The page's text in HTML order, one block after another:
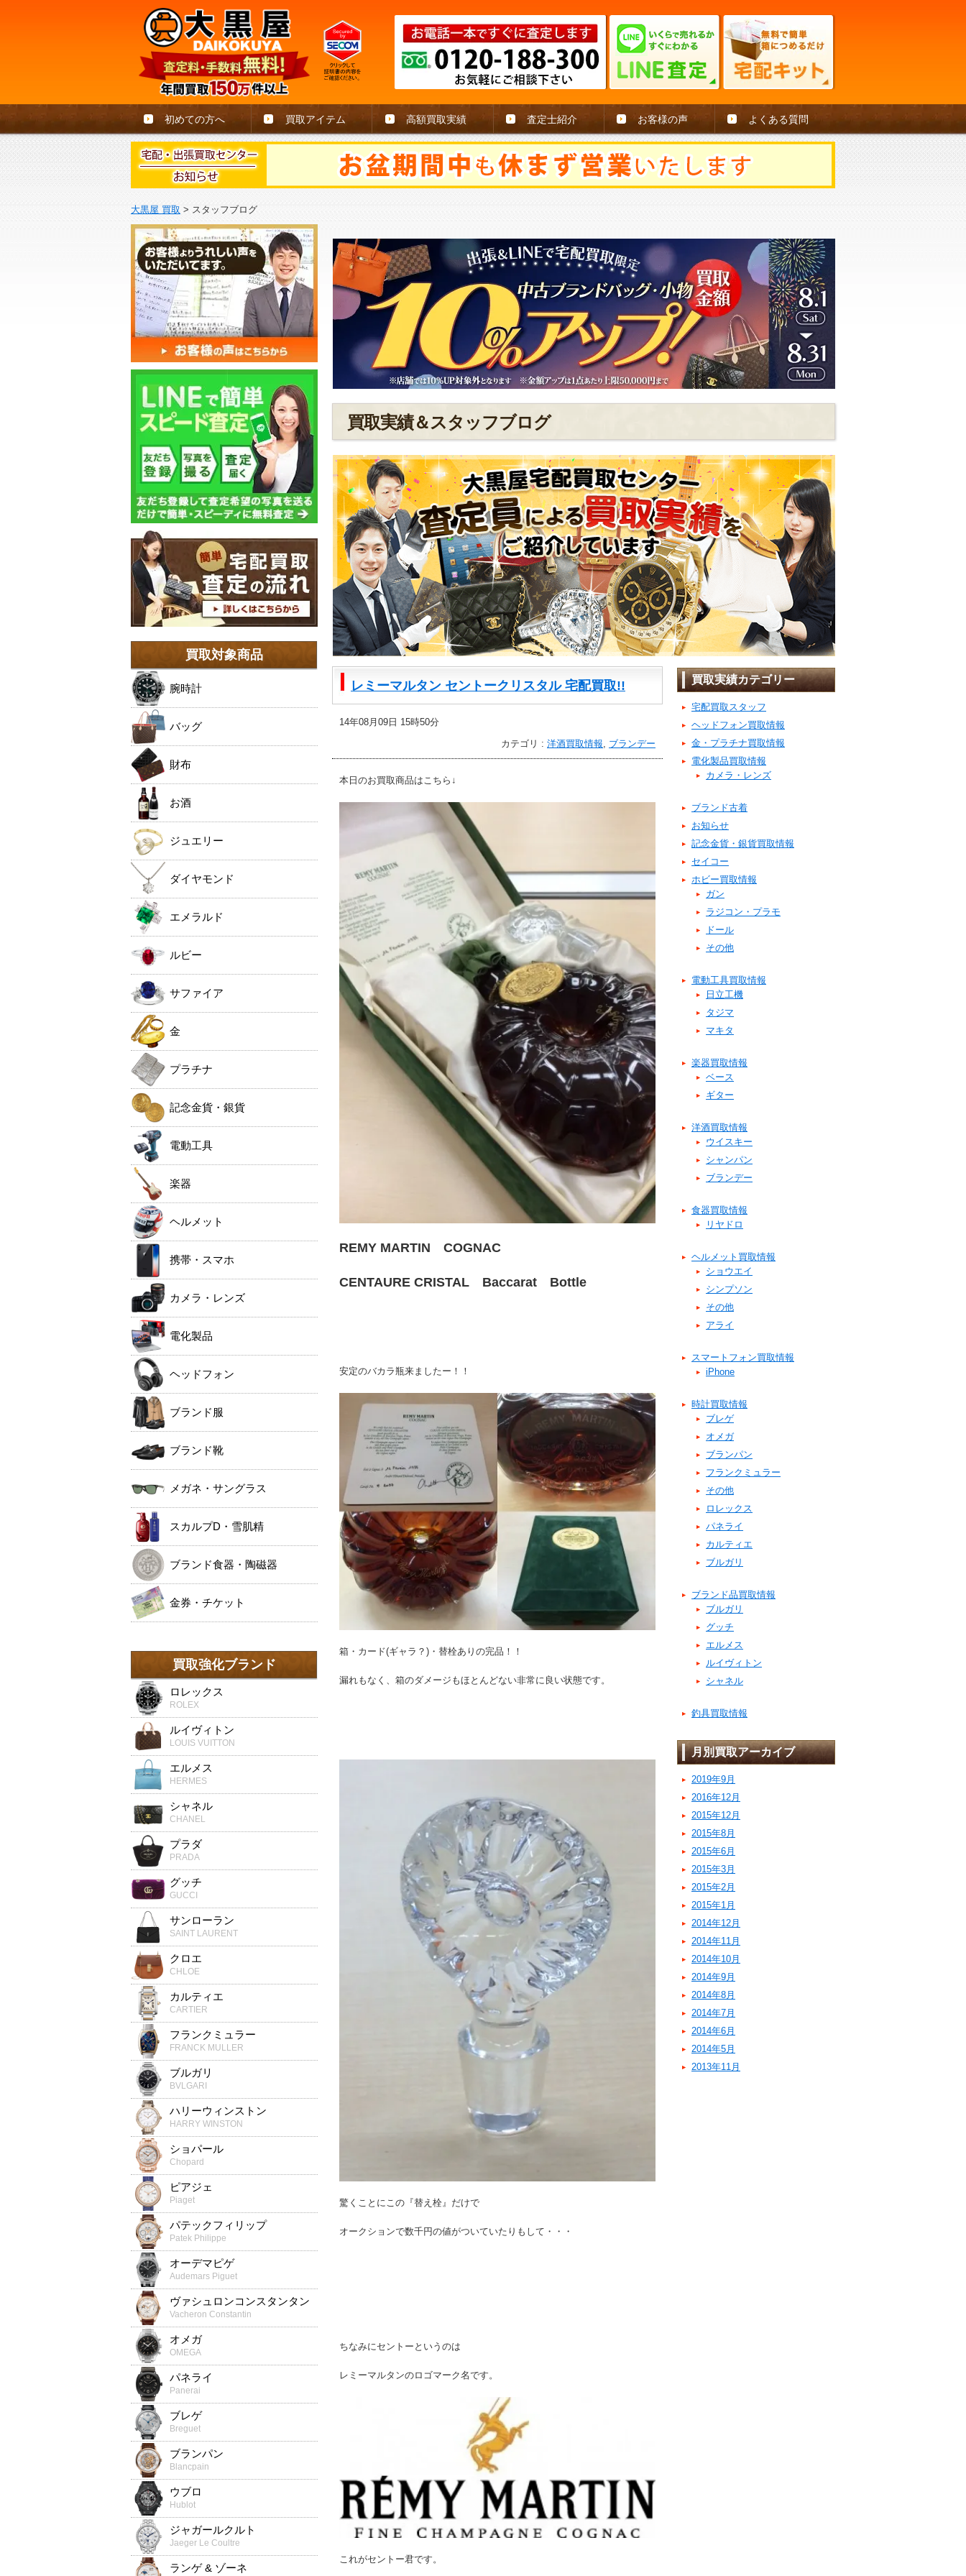
初めての方へ 買取アイテム 高額買取実績 査定士紹介 お客様の声 よくある質問
大黒屋 買取 > スタッフブログ
買取実績＆スタッフブログ
レミーマルタン セントークリスタル 宅配買取!!
14年08月09日 15時50分
カテゴリ : 洋酒買取情報 ブランデー
本日のお買取商品はこちら↓
REMY MARTIN COGNAC
CENTAURE CRISTAL Baccarat Bottle
安定のバカラ瓶来ましたー！！
箱・カード(ギャラ？)・替栓ありの完品！！
漏れもなく、箱のダメージもほとんどない非常に良い状態です。
驚くことにこの『替え栓』だけで
オークションで数千円の値がついていたりもして・・・
ちなみにセントーというのは
レミーマルタンのロゴマーク名です。
これがセントー君です。
買取実績カテゴリー
宅配買取スタッフ
ヘッドフォン買取情報
金・プラチナ買取情報
電化製品買取情報
カメラ・レンズ
ブランド古着
お知らせ
記念金貨・銀貨買取情報
セイコー
ホビー買取情報
ガン
ラジコン・プラモ
ドール
その他
電動工具買取情報
日立工機
タジマ
マキタ
楽器買取情報
ベース
ギター
洋酒買取情報
ウイスキー
シャンパン
ブランデー
食器買取情報
リヤドロ
ヘルメット買取情報
ショウエイ
シンプソン
その他
アライ
スマートフォン買取情報
iPhone
時計買取情報
ブレゲ
オメガ
ブランパン
フランクミュラー
その他
ロレックス
パネライ
カルティエ
ブルガリ
ブランド品買取情報
ブルガリ
グッチ
エルメス
ルイヴィトン
シャネル
釣具買取情報
月別買取アーカイブ
2019年9月
2016年12月
2015年12月
2015年8月
2015年6月
2015年3月
2015年2月
2015年1月
2014年12月
2014年11月
2014年10月
2014年9月
2014年8月
2014年7月
2014年6月
2014年5月
2013年11月
買取対象商品
腕時計
バッグ
財布
お酒
ジュエリー
ダイヤモンド
エメラルド
ルビー
サファイア
金
プラチナ
記念金貨・銀貨
電動工具
楽器
ヘルメット
携帯・スマホ
カメラ・レンズ
電化製品
ヘッドフォン
ブランド服
ブランド靴
メガネ・サングラス
スカルプD・雪肌精
ブランド食器・陶磁器
金券・チケット
買取強化ブランド
ロレックス
ROLEX
ルイヴィトン
LOUIS VUITTON
エルメス
HERMES
シャネル
CHANEL
プラダ
PRADA
グッチ
GUCCI
サンローラン
SAINT LAURENT
クロエ
CHLOE
カルティエ
CARTIER
フランクミュラー
FRANCK MULLER
ブルガリ
BVLGARI
ハリーウィンストン
HARRY WINSTON
ショパール
Chopard
ピアジェ
Piaget
パテックフィリップ
Patek Philippe
オーデマピゲ
Audemars Piguet
ヴァシュロンコンスタンタン
Vacheron Constantin
オメガ
OMEGA
パネライ
Panerai
ブレゲ
Breguet
ブランパン
Blancpain
ウブロ
Hublot
ジャガールクルト
Jaeger Le Coultre
ランゲ & ゾーネ